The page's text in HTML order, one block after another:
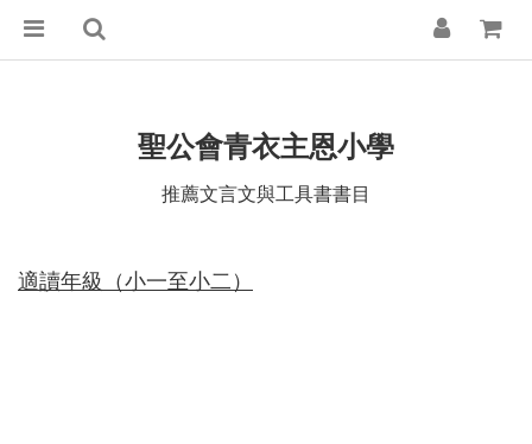
聖公會青衣主恩小學
推薦文言文與工具書書目
適讀年級（小一至小二）